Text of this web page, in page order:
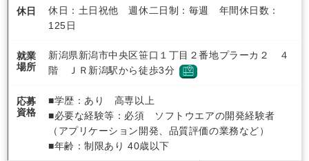
休日
休日：土日祝他 週休二日制：毎週 年間休日数：
125日
就業
場所
新潟県新潟市中央区笹口１丁目２番地プラーカ２ ４
階 ＪＲ新潟駅から徒歩3分
応募
資格
■学歴：あり 高専以上
■必要な経験等：必須 ソフトウエアの開発経験者
（アプリケーション開発、品質評価の業務など）
■年齢：制限あり 40歳以下